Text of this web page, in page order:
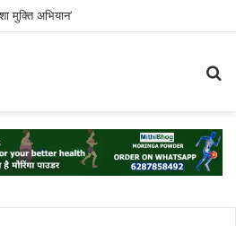
मुक्ति अभियान’